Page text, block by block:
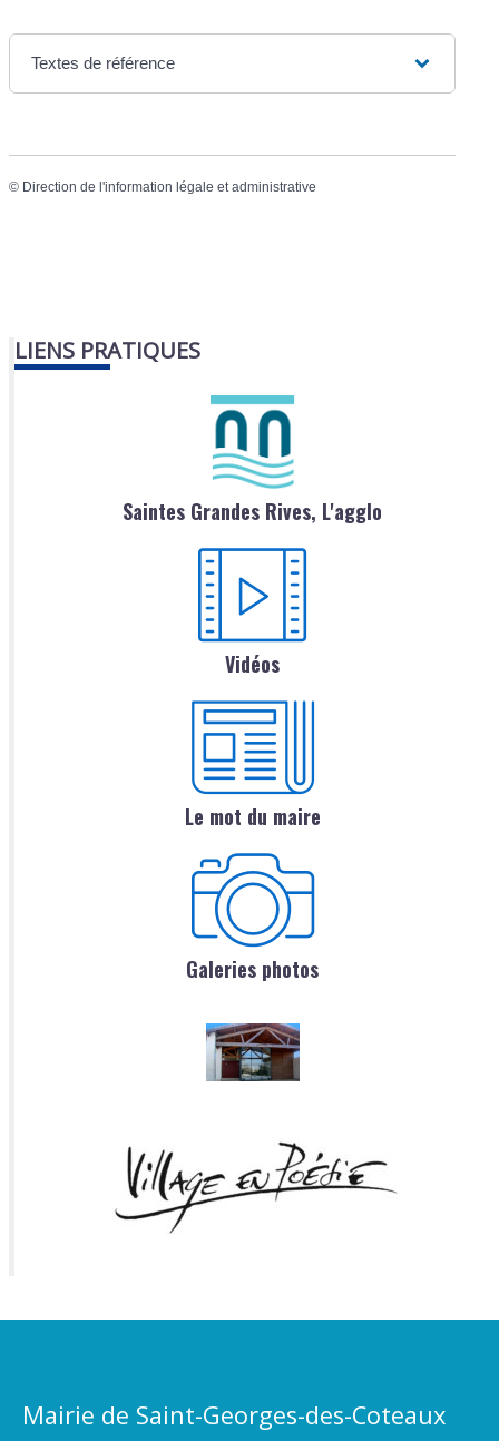
Textes de référence
© Direction de l'information légale et administrative
LIENS PRATIQUES
Saintes Grandes Rives, L'agglo
Vidéos
Le mot du maire
Galeries photos
Mairie de Saint-Georges-des-Coteaux